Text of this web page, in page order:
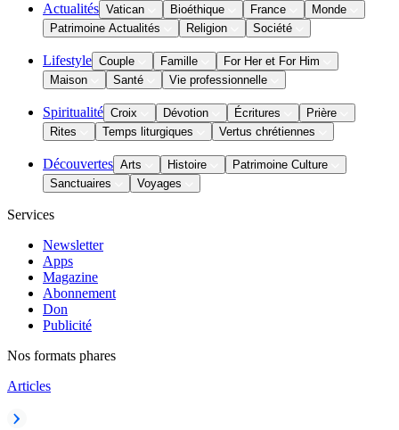
Actualités Vatican Bioéthique France
Monde
Patrimoine Actualités
Religion Société
Lifestyle Couple Famille
For Her et For Him
Maison
Santé Vie professionnelle
Spiritualité Croix Dévotion Écritures
Prière
Rites
Temps liturgiques Vertus chrétiennes
Découvertes Arts Histoire
Patrimoine Culture
Sanctuaires
Voyages
Services
Newsletter
Apps
Magazine
Abonnement
Don
Publicité
Nos formats phares
Articles